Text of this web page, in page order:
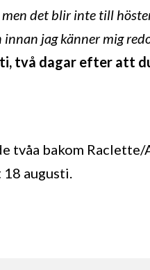
det blir inte till
jag känner mig
två dagar efter att
tvåa bakom Raclette/
augusti.